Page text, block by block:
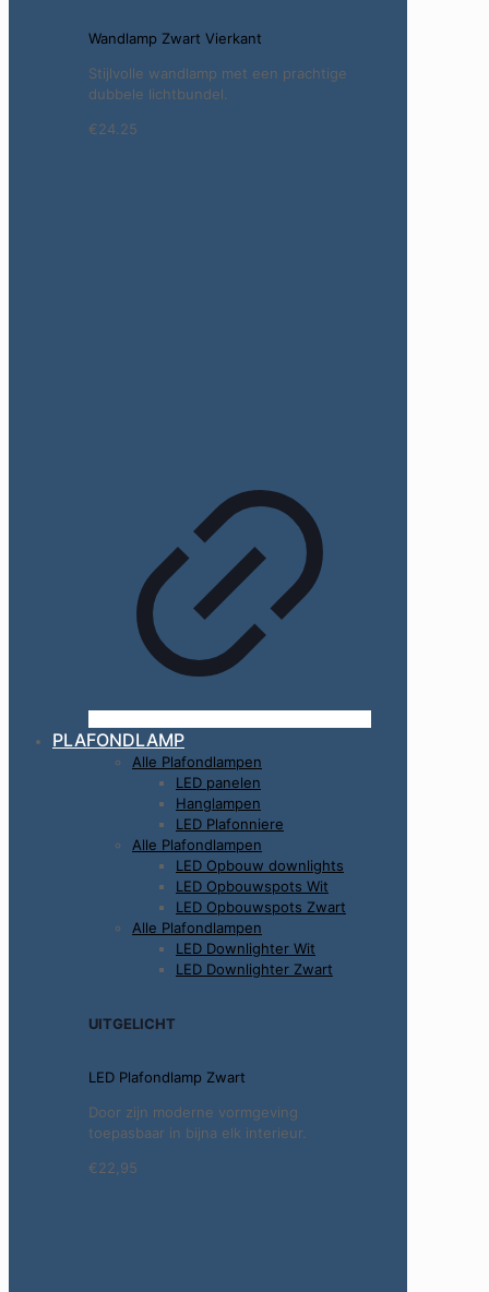
Wandlamp Zwart Vierkant
Stijlvolle wandlamp met een prachtige
dubbele lichtbundel.
€24.25
PLAFONDLAMP
Alle Plafondlampen
LED panelen
Hanglampen
LED Plafonniere
Alle Plafondlampen
LED Opbouw downlights
LED Opbouwspots Wit
LED Opbouwspots Zwart
Alle Plafondlampen
LED Downlighter Wit
LED Downlighter Zwart
UITGELICHT
LED Plafondlamp Zwart
Door zijn moderne vormgeving
toepasbaar in bijna elk interieur.
€22,95